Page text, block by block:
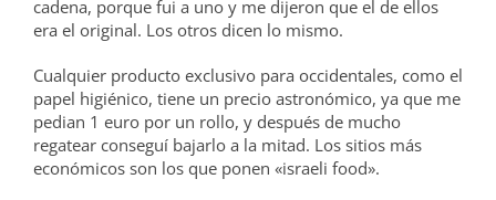
cadena, porque fui a uno y me dijeron que el de ellos
era el original. Los otros dicen lo mismo.
Cualquier producto exclusivo para occidentales, como el
papel higiénico, tiene un precio astronómico, ya que me
pedian 1 euro por un rollo, y después de mucho
regatear conseguí bajarlo a la mitad. Los sitios más
económicos son los que ponen «israeli food».